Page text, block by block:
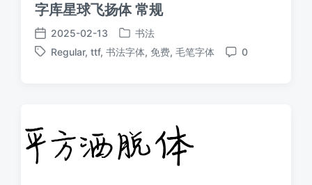
字库星球飞扬体 常规
发
布
2025-02-13
发
布
书法
标
Regular, ttf, 书法字体, 免费, 毛笔字体
评
0